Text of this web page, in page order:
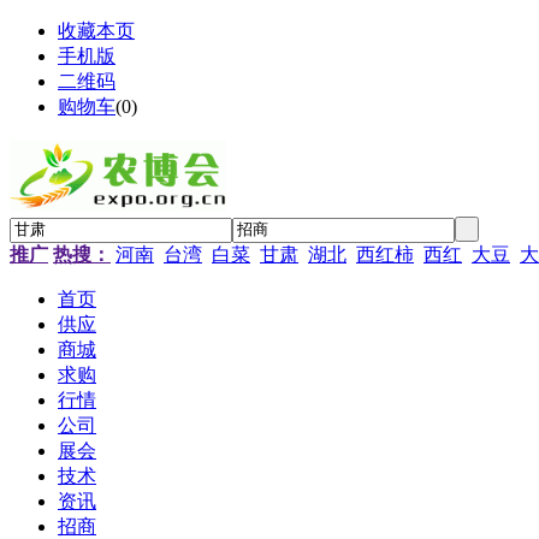
收藏本页
手机版
二维码
购物车(0)
推广 热搜： 河南 台湾 白菜 甘肃 湖北 西红柿 西红 大豆
首页
供应
商城
求购
行情
公司
展会
技术
资讯
招商